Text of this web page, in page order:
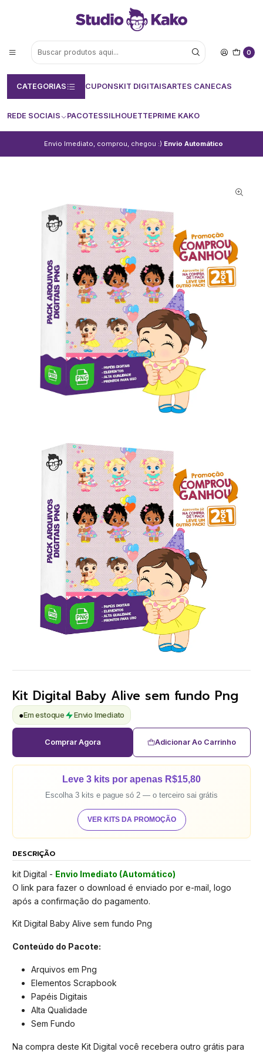
0
CATEGORIAS CUPONSKIT DIGITAISARTES CANECAS
REDE SOCIAIS PACOTESSILHOUETTEPRIME KAKO
Envio Imediato, comprou, chegou :) Envio Automático
Kit Digital Baby Alive sem fundo Png
●Em estoque Envio Imediato
Adicionar Ao Carrinho
Comprar Agora
Leve 3 kits por apenas R$15,80
Escolha 3 kits e pague só 2 — o terceiro sai grátis
VER KITS DA PROMOÇÃO
DESCRIÇÃO
kit Digital - Envio Imediato (Automático)
O link para fazer o download é enviado por e-mail, logo
após a confirmação do pagamento.
Kit Digital Baby Alive sem fundo Png
Conteúdo do Pacote:
Arquivos em Png
Elementos Scrapbook
Papéis Digitais
Alta Qualidade
Sem Fundo
Na compra deste Kit Digital você recebera outro grátis para